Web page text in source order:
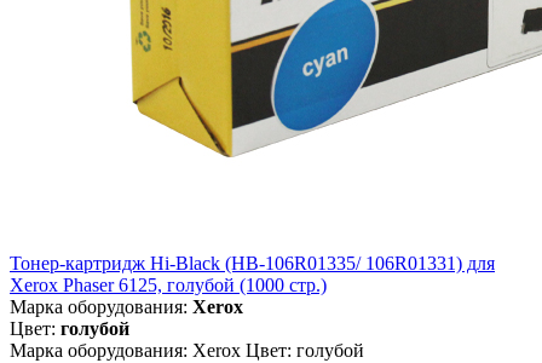
Тонер-картридж Hi-Black (HB-106R01335/ 106R01331) для
Xerox Phaser 6125, голубой (1000 стр.)
Марка оборудования: Xerox
Цвет: голубой
Марка оборудования: Xerox Цвет: голубой